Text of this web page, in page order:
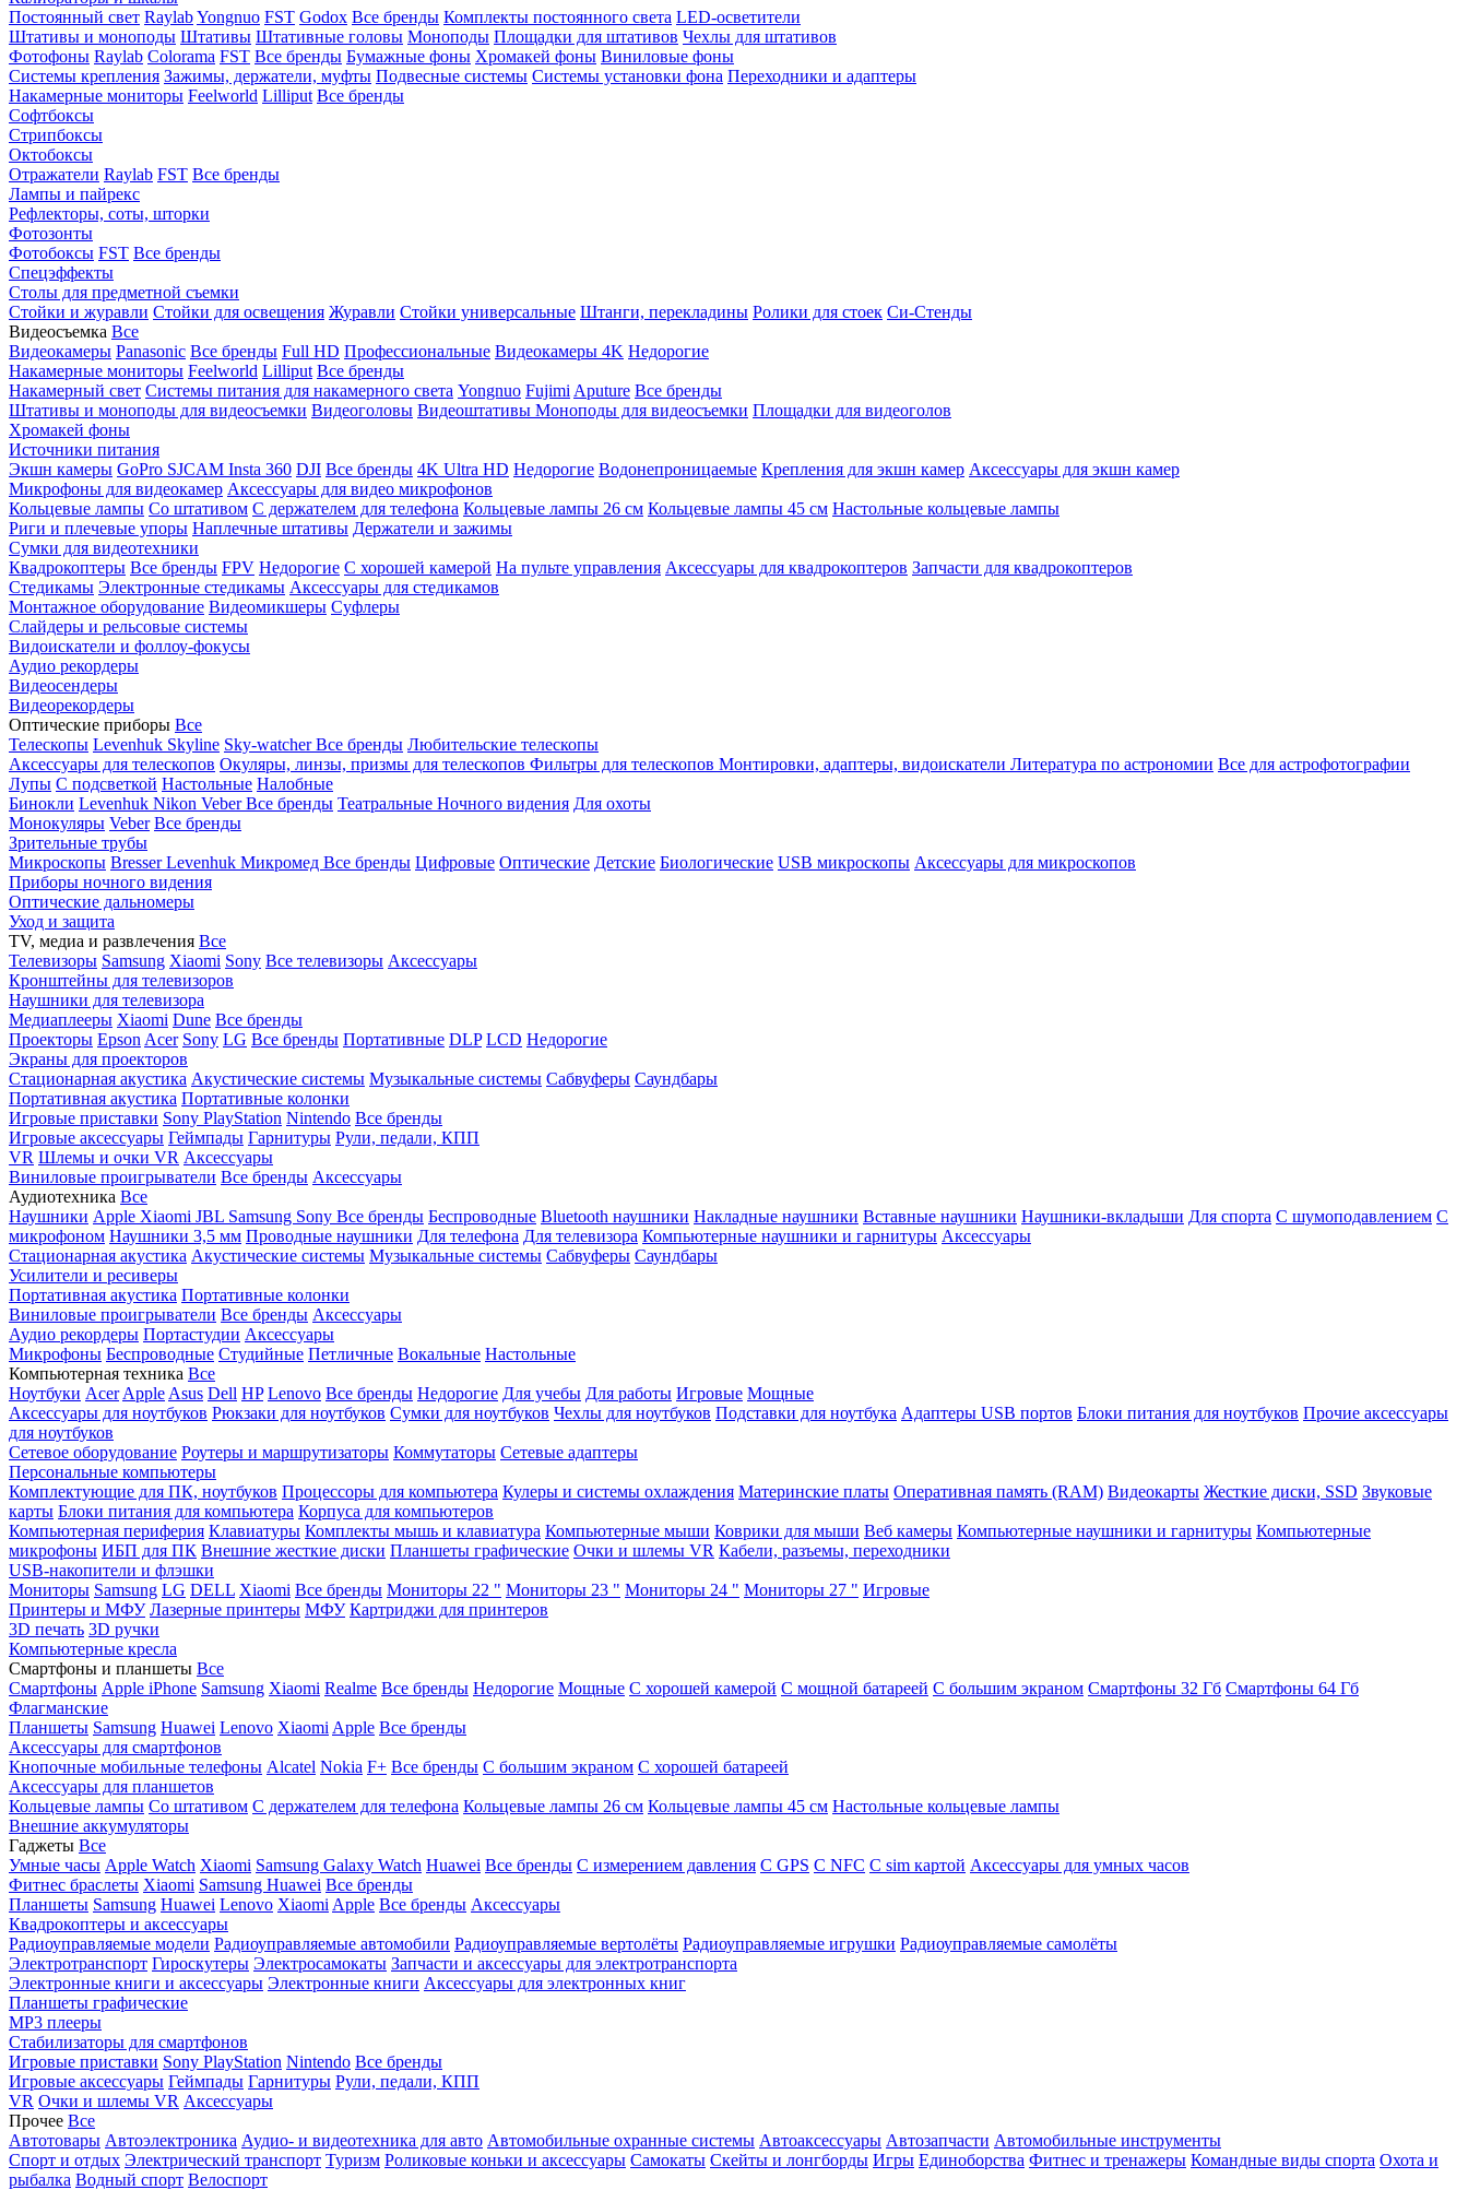
Постоянный свет RaylabYongnuo FST Godox Все бренды Комплекты постоянного света LED-осветители
Штативы и моноподы Штативы Штативные головы Моноподы Площадки для штативов Чехлы для штативов
Фотофоны Raylab Colorama FST Все бренды Бумажные фоны Хромакей фоны Виниловые фоны
Системы крепления Зажимы, держатели, муфты Подвесные системы Системы установки фона Переходники и адаптеры
Накамерные мониторы Feelworld Lilliput Все бренды
Софтбоксы
Стрипбоксы
Октобоксы
Отражатели Raylab FST Все бренды
Лампы и пайрекс
Рефлекторы, соты, шторки
Фотозонты
Фотобоксы FST Все бренды
Спецэффекты
Столы для предметной съемки
Стойки и журавли Стойки для освещения Журавли Стойки универсальные Штанги, перекладины Ролики для стоек Си-Стенды
Видеосъемка Все
Видеокамеры Panasonic Все бренды Full HD Профессиональные Видеокамеры 4K Недорогие
Накамерные мониторы Feelworld Lilliput Все бренды
Накамерный свет Системы питания для накамерного света Yongnuo Fujimi Aputure Все бренды
Штативы и моноподы для видеосъемки Видеоголовы Видеоштативы Моноподы для видеосъемки Площадки для видеоголов
Хромакей фоны
Источники питания
Экшн камеры GoPro SJCAM Insta 360 DJI Все бренды 4K Ultra HD Недорогие Водонепроницаемые Крепления для экшн камер Аксессуары для экшн камер
Микрофоны для видеокамер Аксессуары для видео микрофонов
Кольцевые лампы Со штативом C держателем для телефона Кольцевые лампы 26 см Кольцевые лампы 45 см Настольные кольцевые лампы
Риги и плечевые упоры Наплечные штативы Держатели и зажимы
Сумки для видеотехники
Квадрокоптеры Все бренды FPV Недорогие С хорошей камерой На пульте управления Аксессуары для квадрокоптеров Запчасти для квадрокоптеров
Стедикамы Электронные стедикамы Аксессуары для стедикамов
Монтажное оборудование Видеомикшеры Суфлеры
Слайдеры и рельсовые системы
Видоискатели и фоллоу-фокусы
Аудио рекордеры
Видеосендеры
Видеорекордеры
Оптические приборы Все
Телескопы Levenhuk Skyline Sky-watcherВсе бренды Любительские телескопы
Аксессуары для телескопов Окуляры, линзы, призмы для телескопов Фильтры для телескопов Монтировки, адаптеры, видоискатели Литература по астрономии Все для астрофотографии
Лупы С подсветкой Настольные Налобные
Бинокли Levenhuk Nikon VeberВсе бренды Театральные Ночного видения Для охоты
Монокуляры Veber Все бренды
Зрительные трубы
Микроскопы BresserLevenhuk Микромед Все бренды Цифровые Оптические Детские Биологические USB микроскопы Аксессуары для микроскопов
Приборы ночного видения
Оптические дальномеры
Уход и защита
TV, медиа и развлечения Все
Телевизоры Samsung Xiaomi Sony Все телевизоры Аксессуары
Кронштейны для телевизоров
Наушники для телевизора
Медиаплееры Xiaomi Dune Все бренды
Проекторы Epson Acer Sony LG Все бренды Портативные DLP LCD Недорогие
Экраны для проекторов
Стационарная акустика Акустические системы Музыкальные системы Сабвуферы Саундбары
Портативная акустика Портативные колонки
Игровые приставки Sony PlayStation Nintendo Все бренды
Игровые аксессуары Геймпады Гарнитуры Рули, педали, КПП
VR Шлемы и очки VR Аксессуары
Виниловые проигрыватели Все бренды Аксессуары
Аудиотехника Все
Наушники Apple Xiaomi JBL Samsung Sony Все бренды Беспроводные Bluetooth наушники Накладные наушники Вставные наушники Наушники-вкладыши Для спорта С шумоподавлением С
микрофоном Наушники 3,5 мм Проводные наушники Для телефона Для телевизора Компьютерные наушники и гарнитуры Аксессуары
Стационарная акустика Акустические системы Музыкальные системы Сабвуферы Саундбары
Усилители и ресиверы
Портативная акустика Портативные колонки
Виниловые проигрыватели Все бренды Аксессуары
Аудио рекордеры Портастудии Аксессуары
Микрофоны Беспроводные Студийные Петличные Вокальные Настольные
Компьютерная техника Все
Ноутбуки Acer Apple Asus Dell HP Lenovo Все бренды Недорогие Для учебы Для работы Игровые Мощные
Аксессуары для ноутбуков Рюкзаки для ноутбуков Сумки для ноутбуков Чехлы для ноутбуков Подставки для ноутбука Адаптеры USB портов Блоки питания для ноутбуков Прочие аксессуары
для ноутбуков
Сетевое оборудование Роутеры и маршрутизаторы Коммутаторы Сетевые адаптеры
Персональные компьютеры
Комплектующие для ПК, ноутбуков Процессоры для компьютера Кулеры и системы охлаждения Материнские платы Оперативная память (RAM) Видеокарты Жесткие диски, SSD Звуковые
карты Блоки питания для компьютера Корпуса для компьютеров
Компьютерная периферия Клавиатуры Комплекты мышь и клавиатура Компьютерные мыши Коврики для мыши Веб камеры Компьютерные наушники и гарнитуры Компьютерные
микрофоны ИБП для ПК Внешние жесткие диски Планшеты графические Очки и шлемы VR Кабели, разъемы, переходники
USB-накопители и флэшки
Мониторы Samsung LG DELL Xiaomi Все бренды Мониторы 22 " Мониторы 23 " Мониторы 24 " Мониторы 27 " Игровые
Принтеры и МФУ Лазерные принтеры МФУ Картриджи для принтеров
3D печать 3D ручки
Компьютерные кресла
Смартфоны и планшеты Все
Смартфоны Apple iPhone Samsung Xiaomi Realme Все бренды Недорогие Мощные С хорошей камерой С мощной батареей С большим экраном Смартфоны 32 Гб Смартфоны 64 Гб
Флагманские
Планшеты Samsung Huawei Lenovo Xiaomi Apple Все бренды
Аксессуары для смартфонов
Кнопочные мобильные телефоны Alcatel Nokia F+ Все бренды С большим экраном С хорошей батареей
Аксессуары для планшетов
Кольцевые лампы Со штативом C держателем для телефона Кольцевые лампы 26 см Кольцевые лампы 45 см Настольные кольцевые лампы
Внешние аккумуляторы
Гаджеты Все
Умные часы Apple Watch Xiaomi Samsung Galaxy Watch Huawei Все бренды C измерением давления C GPS C NFC C sim картой Аксессуары для умных часов
Фитнес браслеты Xiaomi Samsung Huawei Все бренды
Планшеты Samsung Huawei Lenovo Xiaomi Apple Все бренды Аксессуары
Квадрокоптеры и аксессуары
Радиоуправляемые модели Радиоуправляемые автомобили Радиоуправляемые вертолёты Радиоуправляемые игрушки Радиоуправляемые самолёты
Электротранспорт Гироскутеры Электросамокаты Запчасти и аксессуары для электротранспорта
Электронные книги и аксессуары Электронные книги Аксессуары для электронных книг
Планшеты графические
MP3 плееры
Стабилизаторы для смартфонов
Игровые приставки Sony PlayStation Nintendo Все бренды
Игровые аксессуары Геймпады Гарнитуры Рули, педали, КПП
VR Очки и шлемы VR Аксессуары
Прочее Все
Автотовары Автоэлектроника Аудио- и видеотехника для авто Автомобильные охранные системы Автоаксессуары Автозапчасти Автомобильные инструменты
Спорт и отдых Электрический транспорт Туризм Роликовые коньки и аксессуары Самокаты Скейты и лонгборды Игры Единоборства Фитнес и тренажеры Командные виды спорта Охота и
рыбалка Водный спорт Велоспорт